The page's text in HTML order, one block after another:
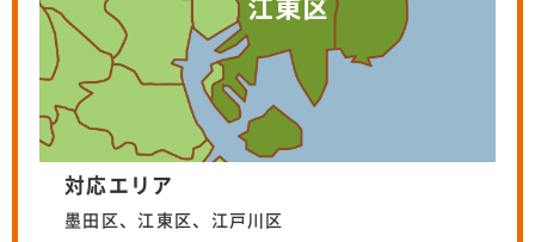
対応エリア
墨田区、江東区、江戸川区